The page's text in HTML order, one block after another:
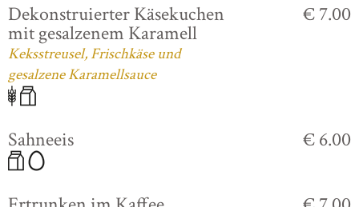
Dekonstruierter Käsekuchen
mit gesalzenem Karamell
Keksstreusel, Frischkäse und
gesalzene Karamellsauce
€ 7.00
Sahneeis € 6.00